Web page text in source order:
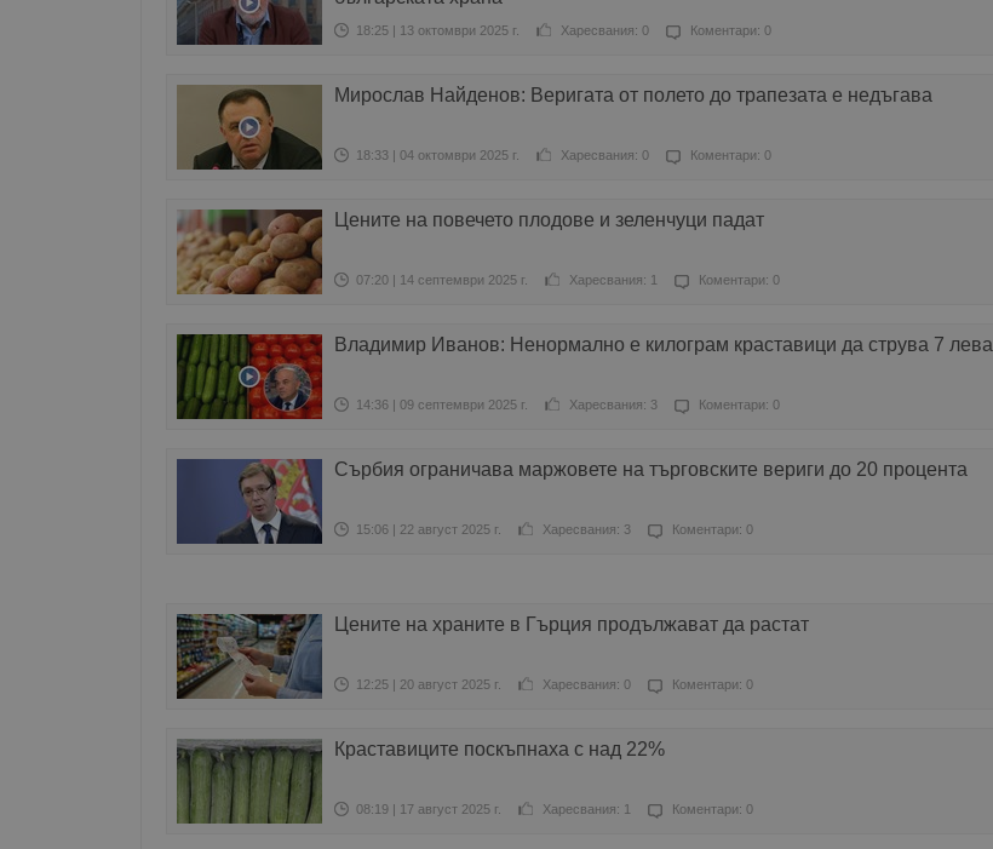
18:25 | 13 октомври 2025 г. Харесвания: 0 Коментари: 0
Мирослав Найденов: Веригата от полето до трапезата е недъгава
18:33 | 04 октомври 2025 г. Харесвания: 0 Коментари: 0
Цените на повечето плодове и зеленчуци падат
07:20 | 14 септември 2025 г. Харесвания: 1 Коментари: 0
Владимир Иванов: Ненормално е килограм краставици да струва 7 лева
14:36 | 09 септември 2025 г. Харесвания: 3 Коментари: 0
Сърбия ограничава маржовете на търговските вериги до 20 процента
15:06 | 22 август 2025 г. Харесвания: 3 Коментари: 0
Цените на храните в Гърция продължават да растат
12:25 | 20 август 2025 г. Харесвания: 0 Коментари: 0
Краставиците поскъпнаха с над 22%
08:19 | 17 август 2025 г. Харесвания: 1 Коментари: 0